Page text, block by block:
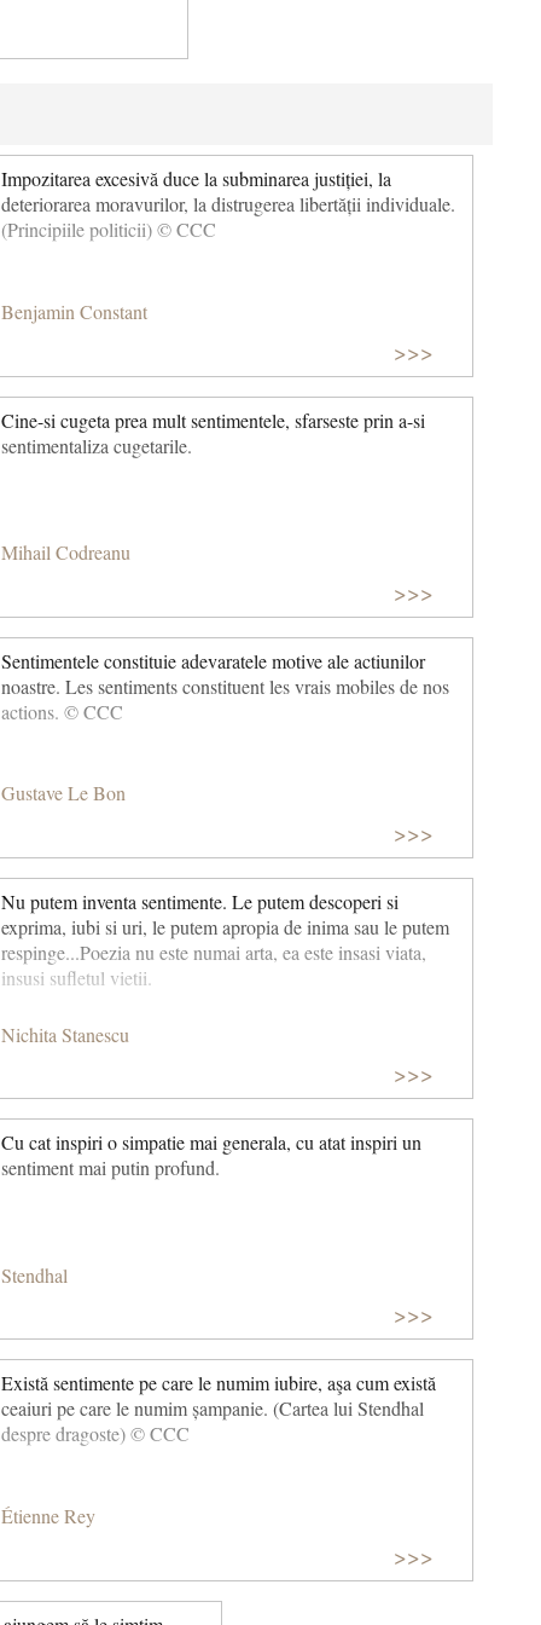
Impozitarea excesivă duce la subminarea justiției, la
deteriorarea moravurilor, la distrugerea libertății individuale.
(Principiile politicii) © CCC
Benjamin Constant
>>>
Cine-si cugeta prea mult sentimentele, sfarseste prin a-si
sentimentaliza cugetarile.
Mihail Codreanu
>>>
Sentimentele constituie adevaratele motive ale actiunilor
noastre. Les sentiments constituent les vrais mobiles de nos
actions. © CCC
Gustave Le Bon
>>>
Nu putem inventa sentimente. Le putem descoperi si
exprima, iubi si uri, le putem apropia de inima sau le putem
respinge...Poezia nu este numai arta, ea este insasi viata,
insusi sufletul vietii.
Nichita Stanescu
>>>
Cu cat inspiri o simpatie mai generala, cu atat inspiri un
sentiment mai putin profund.
Stendhal
>>>
Există sentimente pe care le numim iubire, aşa cum există
ceaiuri pe care le numim șampanie. (Cartea lui Stendhal
despre dragoste) © CCC
Étienne Rey
>>>